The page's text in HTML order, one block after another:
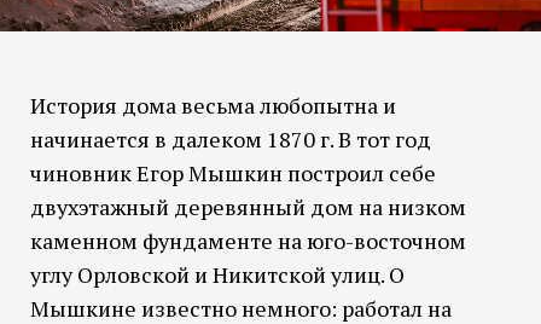
История дома весьма любопытна и
начинается в далеком 1870 г. В тот год
чиновник Егор Мышкин построил себе
двухэтажный деревянный дом на низком
каменном фундаменте на юго-восточном
углу Орловской и Никитской улиц. О
Мышкине известно немного: работал на